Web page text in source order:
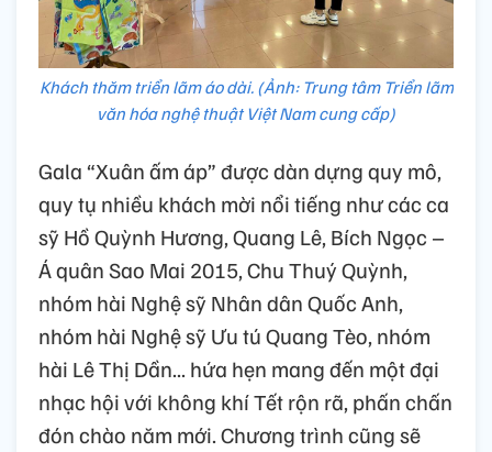
Khách thăm triển lãm áo dài. (Ảnh: Trung tâm Triển lãm
văn hóa nghệ thuật Việt Nam cung cấp)
Gala “Xuân ấm áp” được dàn dựng quy mô,
quy tụ nhiều khách mời nổi tiếng như các ca
sỹ Hồ Quỳnh Hương, Quang Lê, Bích Ngọc –
Á quân Sao Mai 2015, Chu Thuý Quỳnh,
nhóm hài Nghệ sỹ Nhân dân Quốc Anh,
nhóm hài Nghệ sỹ Ưu tú Quang Tèo, nhóm
hài Lê Thị Dần... hứa hẹn mang đến một đại
nhạc hội với không khí Tết rộn rã, phấn chấn
đón chào năm mới. Chương trình cũng sẽ